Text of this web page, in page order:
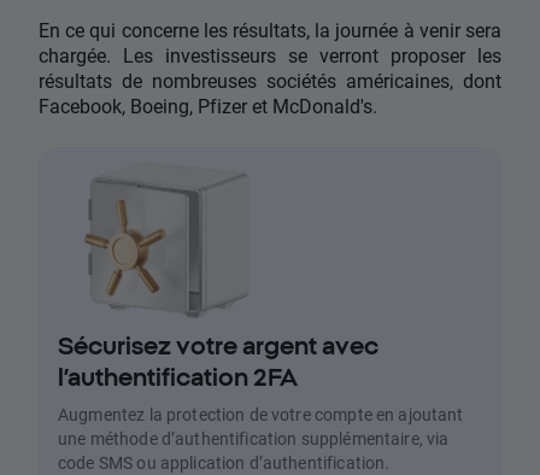
En ce qui concerne les résultats, la journée à venir sera
chargée. Les investisseurs se verront proposer les
résultats de nombreuses sociétés américaines, dont
Facebook, Boeing, Pfizer et McDonald's.
Sécurisez votre argent avec
l’authentification 2FA
Augmentez la protection de votre compte en ajoutant
une méthode d’authentification supplémentaire, via
code SMS ou application d’authentification.